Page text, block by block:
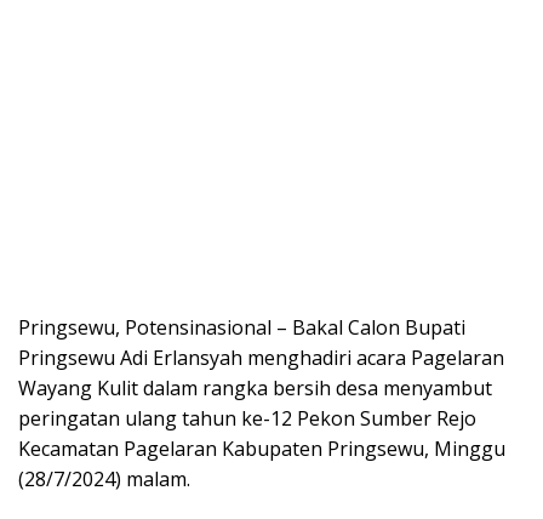
Pringsewu, Potensinasional – Bakal Calon Bupati
Pringsewu Adi Erlansyah menghadiri acara Pagelaran
Wayang Kulit dalam rangka bersih desa menyambut
peringatan ulang tahun ke-12 Pekon Sumber Rejo
Kecamatan Pagelaran Kabupaten Pringsewu, Minggu
(28/7/2024) malam.